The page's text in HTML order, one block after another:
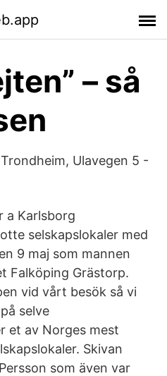
– så
Ulavegen 5 -
a Karlsborg
selskapslokaler med
9 maj som mannen
Falköping Grästorp.
vid vårt besök så vi
selve
et av Norges mest
Skivan
som även var